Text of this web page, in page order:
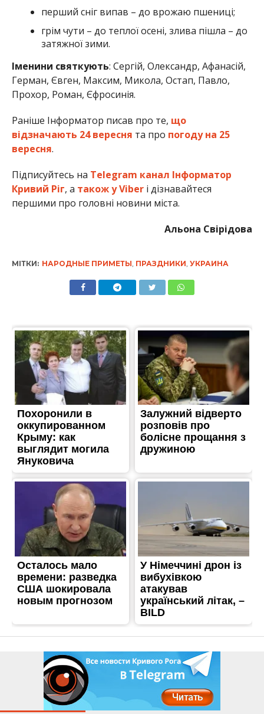
перший сніг випав – до врожаю пшениці;
грім чути – до теплої осені, злива пішла – до
затяжної зими.
Іменини святкують: Сергій, Олександр, Афанасій,
Герман, Євген, Максим, Микола, Остап, Павло,
Прохор, Роман, Єфросинія.
Раніше Інформатор писав про те, що
відзначають 24 вересня та про погоду на 25
вересня.
Підписуйтесь на Telegram канал Інформатор
Кривий Ріг, а також у Viberі дізнавайтеся
першими про головні новини міста.
Альона Свірідова
МІТКИ: НАРОДНЫЕ ПРИМЕТЫ ПРАЗДНИКИ УКРАИНА